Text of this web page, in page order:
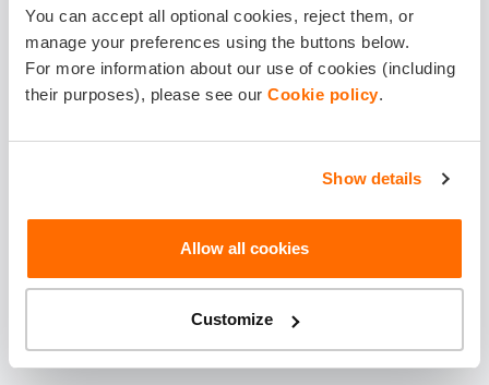
You can accept all optional cookies, reject them, or
manage your preferences using the buttons below.
For more information about our use of cookies (including
their purposes), please see our Cookie policy.
Show details
Allow all cookies
Customize
dažniausių problemų. Kelio sąnarys patiria sukimo jėgas,
kurios gali pažeisti raiščių struktūras.
Lavinos rizika ir saugumas ne
trasose
Slidinėjimas už oficialių slidinėjimo trasų ribų vilioja dar
nepaliestu sniegu ir mažesniais žmonių srautais. Vis dėlto,
lavinos kalnuose yra rimta grėsmė.
Jei planuoji slidinėti ne trasose, reikia:
Stebėti lavinų prognozes